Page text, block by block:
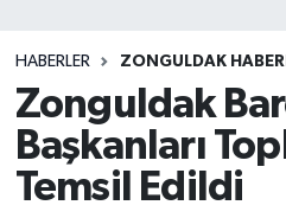
HABERLER ZONGULDAK
Zonguldak
Başkanları
Temsil Edildi
BARTIN
BOLU
Tüm Manşetler
Son Dakika Haberleri
Haber Arşivi